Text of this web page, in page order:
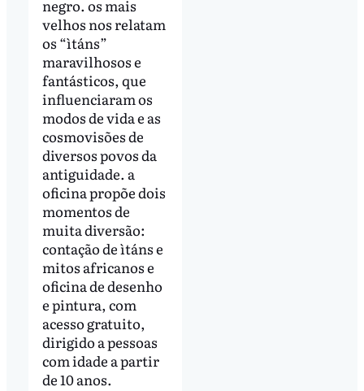
negro. os mais
velhos nos relatam
os “ìtáns”
maravilhosos e
fantásticos, que
influenciaram os
modos de vida e as
cosmovisões de
diversos povos da
antiguidade. a
oficina propõe dois
momentos de
muita diversão:
contação de ìtáns e
mitos africanos e
oficina de desenho
e pintura, com
acesso gratuito,
dirigido a pessoas
com idade a partir
de 10 anos.